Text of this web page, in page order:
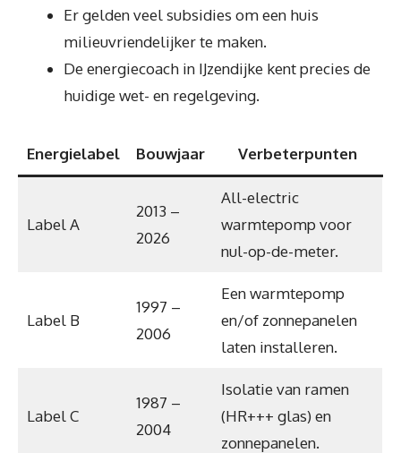
Er gelden veel subsidies om een huis
milieuvriendelijker te maken.
De energiecoach in IJzendijke kent precies de
huidige wet- en regelgeving.
Energielabel Bouwjaar Verbeterpunten
Label A
2013 –
2026
All-electric
warmtepomp voor
nul-op-de-meter.
Label B
1997 –
2006
Een warmtepomp
en/of zonnepanelen
laten installeren.
Label C
1987 –
2004
Isolatie van ramen
(HR+++ glas) en
zonnepanelen.